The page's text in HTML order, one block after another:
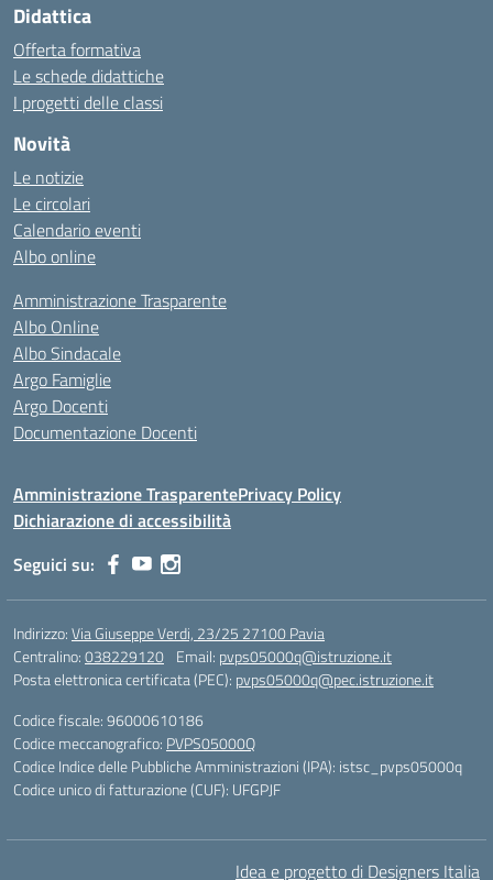
Didattica
Offerta formativa
Le schede didattiche
I progetti delle classi
Novità
Le notizie
Le circolari
Calendario eventi
Albo online
Amministrazione Trasparente
Albo Online
Albo Sindacale
Argo Famiglie
Argo Docenti
Documentazione Docenti
Amministrazione TrasparentePrivacy Policy
Dichiarazione di accessibilità
Seguici su:
Indirizzo:Via Giuseppe Verdi, 23/25 27100 Pavia
Centralino:038229120 Email: pvps05000q@istruzione.it
Posta elettronica certificata (PEC): pvps05000q@pec.istruzione.it
Codice fiscale: 96000610186
Codice meccanografico: PVPS05000Q
Codice Indice delle Pubbliche Amministrazioni (IPA): istsc_pvps05000q
Codice unico di fatturazione (CUF): UFGPJF
Idea e progetto di Designers Italia